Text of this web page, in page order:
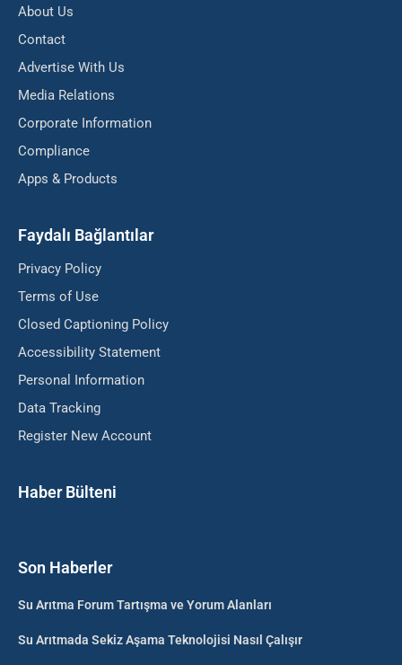
About Us
Contact
Advertise With Us
Media Relations
Corporate Information
Compliance
Apps & Products
Faydalı Bağlantılar
Privacy Policy
Terms of Use
Closed Captioning Policy
Accessibility Statement
Personal Information
Data Tracking
Register New Account
Haber Bülteni
Son Haberler
Su Arıtma Forum Tartışma ve Yorum Alanları
Su Arıtmada Sekiz Aşama Teknolojisi Nasıl Çalışır